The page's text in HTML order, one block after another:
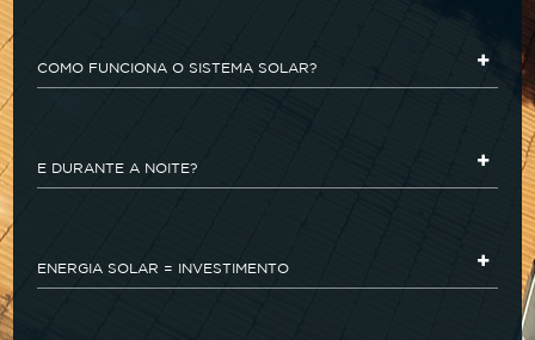
COMO FUNCIONA O SISTEMA SOLAR?
E DURANTE A NOITE?
ENERGIA SOLAR = INVESTIMENTO